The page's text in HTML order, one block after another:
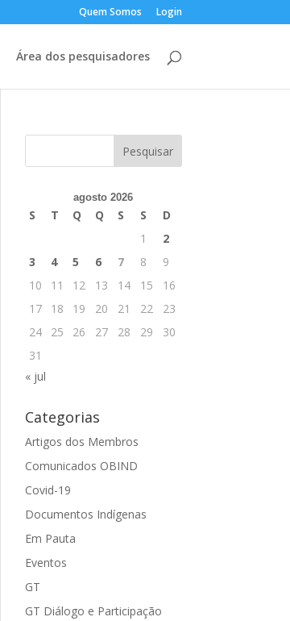
Quem Somos Login
Área dos pesquisadores
agosto 2026
S T Q Q S S
D
1
2
3
4 5 6 7 8
9
10
11 12 13 14 15
16
17
18 19 20 21 22
23
24
25 26 27 28 29
30
31
« jul
Categorias
Artigos dos Membros
Comunicados OBIND
Covid-19
Documentos Indígenas
Em Pauta
Eventos
GT
GT Diálogo e Participação